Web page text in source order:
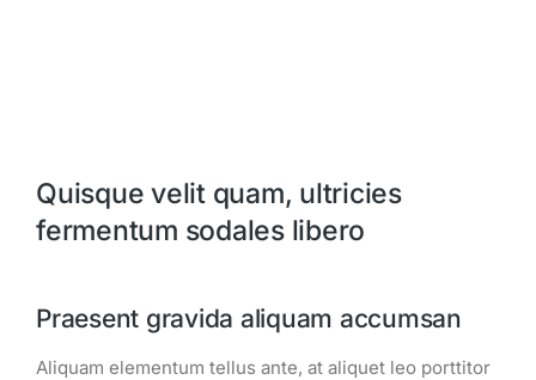
Quisque velit quam, ultricies
fermentum sodales libero
Praesent gravida aliquam accumsan
Aliquam elementum tellus ante, at aliquet leo porttitor